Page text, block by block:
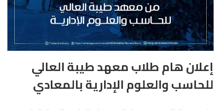
إعلان هام طلاب معهد طيبة العالي
للحاسب والعلوم الإدارية بالمعادي